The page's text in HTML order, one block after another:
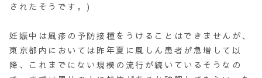
されたそうです。)
妊娠中は風疹の予防接種をうけることはできませんが、
東京都内においては昨年夏に風しん患者が急増して以
降、これまでにない規模の流行が続いているそうなの